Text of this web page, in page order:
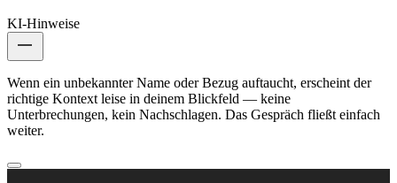
KI-Hinweise